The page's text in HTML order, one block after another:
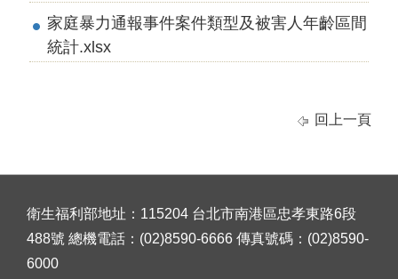
家庭暴力通報事件案件類型及被害人年齡區間
統計.xlsx
回上一頁
衛生福利部地址：115204 台北市南港區忠孝東路6段
488號 總機電話：(02)8590-6666 傳真號碼：(02)8590-
6000